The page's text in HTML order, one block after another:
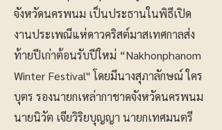
จังหวัดนครพนม เป็นประธานในพิธีเปิด
งานประเพณีแห่ดาวคริสต์มาสเทศกาลส่ง
ท้ายปีเก่าต้อนรับปีใหม่ “Nakhonphanom
Winter Festival" โดยมีนางสุภาลักษณ์ ใคร
บุตร รองนายกเหล่ากาชาดจังหวัดนครพนม
นายนิวัต เจียวิริยบุญญา นายกเทศมนตรี